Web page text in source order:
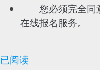
您必须完全同
在线报名服务。
已阅读